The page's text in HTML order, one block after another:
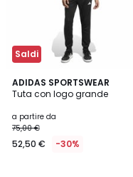
Saldi
ADIDAS SPORTSWEAR
Tuta con logo grande
a partire da
75,00 €
52,50 € -30%